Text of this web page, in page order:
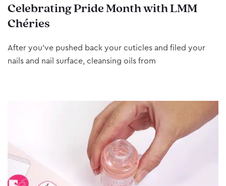
Celebrating Pride Month with LMM
Chéries
After you’ve pushed back your cuticles and filed your
nails and nail surface, cleansing oils from